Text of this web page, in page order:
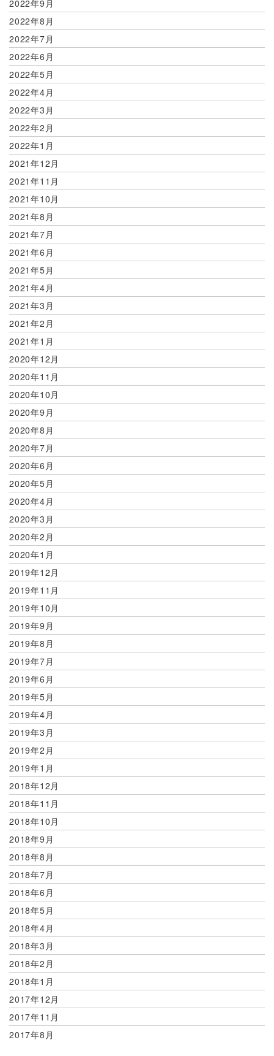
2022年9月
2022年8月
2022年7月
2022年6月
2022年5月
2022年4月
2022年3月
2022年2月
2022年1月
2021年12月
2021年11月
2021年10月
2021年8月
2021年7月
2021年6月
2021年5月
2021年4月
2021年3月
2021年2月
2021年1月
2020年12月
2020年11月
2020年10月
2020年9月
2020年8月
2020年7月
2020年6月
2020年5月
2020年4月
2020年3月
2020年2月
2020年1月
2019年12月
2019年11月
2019年10月
2019年9月
2019年8月
2019年7月
2019年6月
2019年5月
2019年4月
2019年3月
2019年2月
2019年1月
2018年12月
2018年11月
2018年10月
2018年9月
2018年8月
2018年7月
2018年6月
2018年5月
2018年4月
2018年3月
2018年2月
2018年1月
2017年12月
2017年11月
2017年8月